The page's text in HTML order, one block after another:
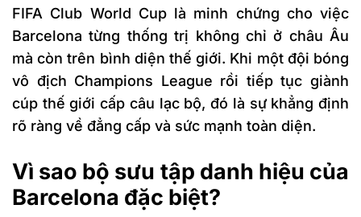
FIFA Club World Cup là minh chứng cho việc
Barcelona từng thống trị không chỉ ở châu Âu
mà còn trên bình diện thế giới. Khi một đội bóng
vô địch Champions League rồi tiếp tục giành
cúp thế giới cấp câu lạc bộ, đó là sự khẳng định
rõ ràng về đẳng cấp và sức mạnh toàn diện.
Vì sao bộ sưu tập danh hiệu của
Barcelona đặc biệt?